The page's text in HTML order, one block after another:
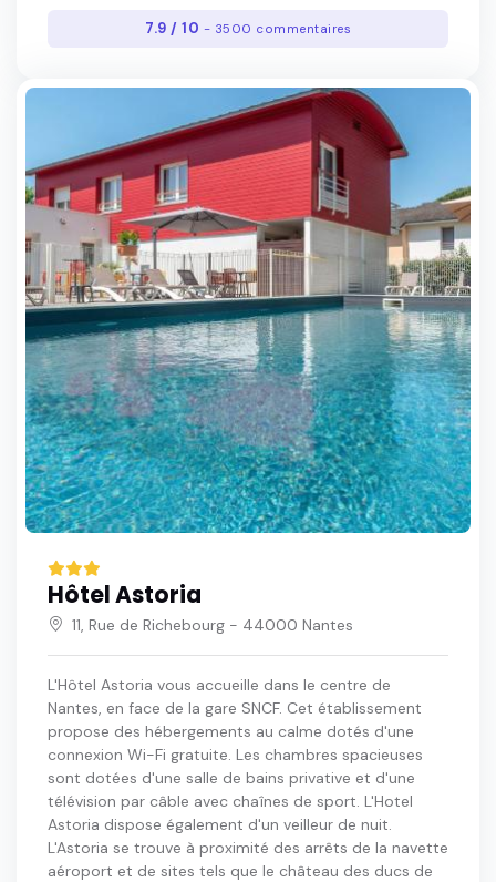
7.9 / 10 - 3500 commentaires
Hôtel Astoria
11, Rue de Richebourg - 44000 Nantes
L'Hôtel Astoria vous accueille dans le centre de
Nantes, en face de la gare SNCF. Cet établissement
propose des hébergements au calme dotés d'une
connexion Wi-Fi gratuite. Les chambres spacieuses
sont dotées d'une salle de bains privative et d'une
télévision par câble avec chaînes de sport. L'Hotel
Astoria dispose également d'un veilleur de nuit.
L'Astoria se trouve à proximité des arrêts de la navette
aéroport et de sites tels que le château des ducs de